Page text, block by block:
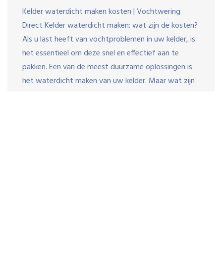
Kelder waterdicht maken kosten | Vochtwering
Direct Kelder waterdicht maken: wat zijn de kosten?
Als u last heeft van vochtproblemen in uw kelder, is
het essentieel om deze snel en effectief aan te
pakken. Een van de meest duurzame oplossingen is
het waterdicht maken van uw kelder. Maar wat zijn